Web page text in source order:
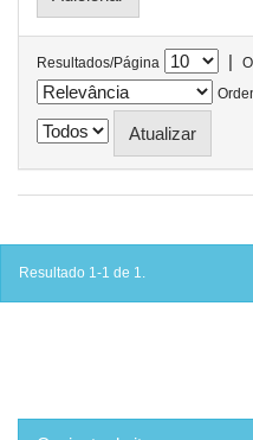
Resultados/Página |
Resultado 1-1 de 1.